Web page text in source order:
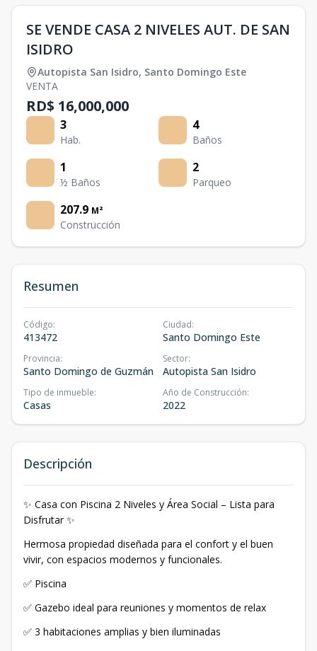
SE VENDE CASA 2 NIVELES AUT. DE SAN
ISIDRO
Autopista San Isidro, Santo Domingo Este
VENTA
RD$ 16,000,000
3
Hab.
4
Baños
1
½ Baños
2
Parqueo
207.9 M²
Construcción
Resumen
Código:
413472
Ciudad:
Santo Domingo Este
Provincia:
Santo Domingo de Guzmán
Sector:
Autopista San Isidro
Tipo de inmueble:
Casas
Año de Construcción:
2022
Descripción
✨ Casa con Piscina 2 Niveles y Área Social – Lista para
Disfrutar ✨
Hermosa propiedad diseñada para el confort y el buen
vivir, con espacios modernos y funcionales.
✅ Piscina
✅ Gazebo ideal para reuniones y momentos de relax
✅ 3 habitaciones amplias y bien iluminadas